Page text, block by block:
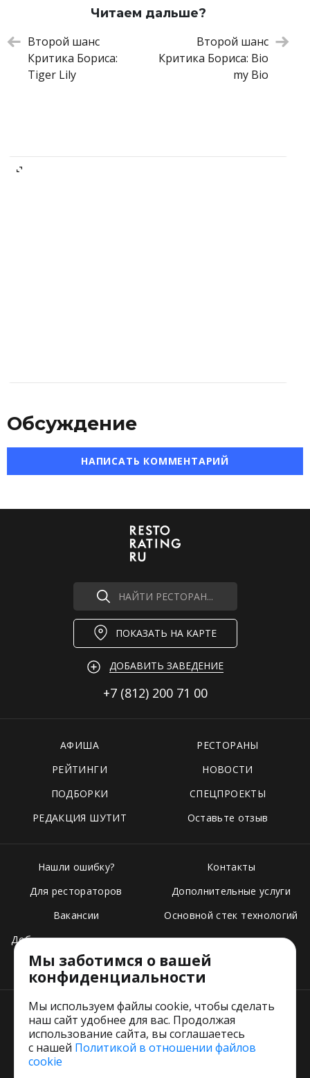
Читаем дальше?
Второй шанс
Критика Бориса:
Tiger Lily
Второй шанс
Критика Бориса: Bio
my Bio
Обсуждение
НАПИСАТЬ КОММЕНТАРИЙ
НАЙТИ РЕСТОРАН...
ПОКАЗАТЬ НА КАРТЕ
ДОБАВИТЬ ЗАВЕДЕНИЕ
+7 (812) 200 71 00
АФИША
РЕСТОРАНЫ
РЕЙТИНГИ
НОВОСТИ
ПОДБОРКИ
СПЕЦПРОЕКТЫ
РЕДАКЦИЯ ШУТИТ
Оставьте отзыв
Нашли ошибку?
Для рестораторов
Вакансии
Добавить свое заведение
Тарифы
Контакты
Дополнительные услуги
Основной стек технологий
Пользовательское соглашение
Мы заботимся о вашей
конфиденциальности
Мы используем файлы cookie, чтобы сделать
наш сайт удобнее для вас. Продолжая
использование сайта, вы соглашаетесь
с нашей Политикой в отношении файлов
cookie